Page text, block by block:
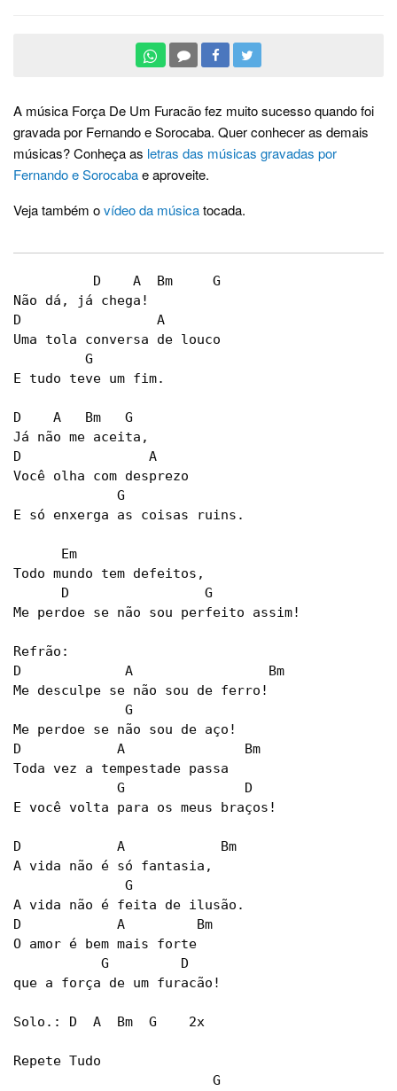
A música Força De Um Furacão fez muito sucesso quando foi
gravada por Fernando e Sorocaba. Quer conhecer as demais
músicas? Conheça as letras das músicas gravadas por
Fernando e Sorocabae aproveite.
Veja também ovídeo da músicatocada.
Não dá, já chega!
D                 A
Uma tola conversa de louco
         G
E tudo teve um fim.
D    A   Bm   G
Já não me aceita,
D                A
Você olha com desprezo
             G
E só enxerga as coisas ruins.
      Em
Todo mundo tem defeitos,
      D                 G
Me perdoe se não sou perfeito assim!
Refrão:
D             A                 Bm
Me desculpe se não sou de ferro!
              G
Me perdoe se não sou de aço!
D            A               Bm
Toda vez a tempestade passa
             G               D
E você volta para os meus braços!
D            A            Bm
A vida não é só fantasia,
              G
A vida não é feita de ilusão.
D            A         Bm
O amor é bem mais forte
           G         D
que a força de um furacão!
Solo.: D  A  Bm  G    2x
Repete Tudo
                         G